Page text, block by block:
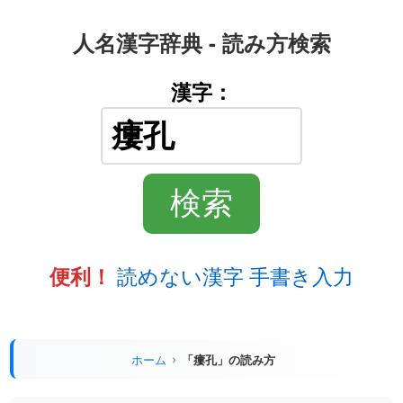
人名漢字辞典 - 読み方検索
漢字：
便利！ 読めない漢字 手書き入力
ホーム 「瘻孔」の読み方